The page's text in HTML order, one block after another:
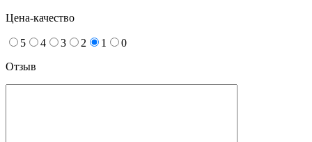
Цена-качество
5 4 3 2 1
0
Отзыв